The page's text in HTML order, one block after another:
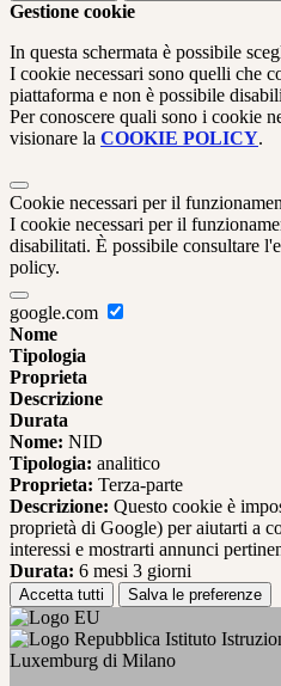
Gestione cookie
In questa schermata è possibile
I cookie necessari sono quelli che
piattaforma e non è possibile
Per conoscere quali sono i cookie
visionare la COOKIE POLICY.
Cookie necessari per il
I cookie necessari per il
disabilitati. È possibile consultare
policy.
google.com
Nome
Tipologia
Proprieta
Descrizione
Durata
Nome: NID
Tipologia: analitico
Proprieta: Terza-parte
Descrizione: Questo cookie è
proprietà di Google) per aiutarti a
interessi e mostrarti annunci
Durata: 6 mesi 3 giorni
Accetta tutti Salva le preferenze
Istituto
Luxemburg di Milano